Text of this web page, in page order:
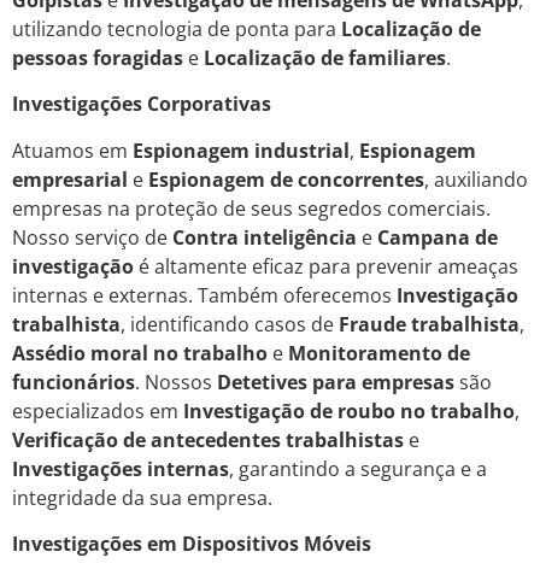
utilizando tecnologia de ponta para Localização de
pessoas foragidas e Localização de familiares.
Investigações Corporativas
Atuamos em Espionagem industrial, Espionagem
empresarial e Espionagem de concorrentes, auxiliando
empresas na proteção de seus segredos comerciais.
Nosso serviço de Contra inteligência e Campana de
investigação é altamente eficaz para prevenir ameaças
internas e externas. Também oferecemos Investigação
trabalhista, identificando casos de Fraude trabalhista,
Assédio moral no trabalho e Monitoramento de
funcionários. Nossos Detetives para empresassão
especializados em Investigação de roubo no trabalho,
Verificação de antecedentes trabalhistas e
Investigações internas, garantindo a segurança e a
integridade da sua empresa.
Investigações em Dispositivos Móveis